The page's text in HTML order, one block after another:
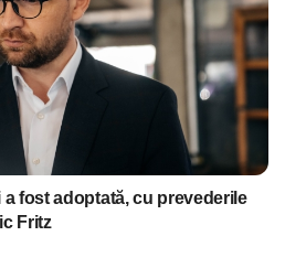
a fost adoptată, cu prevederile
Fritz